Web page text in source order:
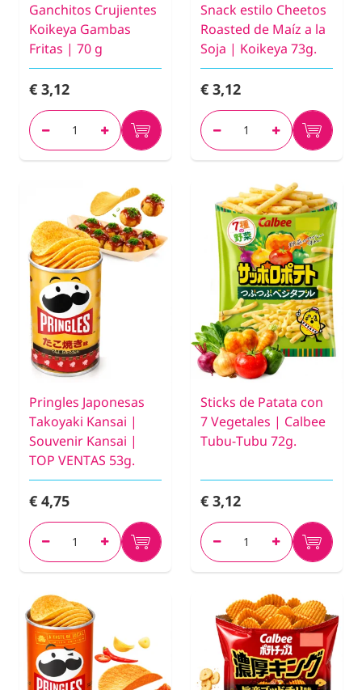
Ganchitos Crujientes
Koikeya Gambas
Fritas | 70 g
€ 3,12
Snack estilo Cheetos
Roasted de Maíz a la
Soja | Koikeya 73g.
€ 3,12
Pringles Japonesas
Takoyaki Kansai |
Souvenir Kansai |
TOP VENTAS 53g.
€ 4,75
Sticks de Patata con
7 Vegetales | Calbee
Tubu-Tubu 72g.
€ 3,12